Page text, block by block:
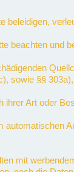
beachten und
sowie §§
Art oder
mit